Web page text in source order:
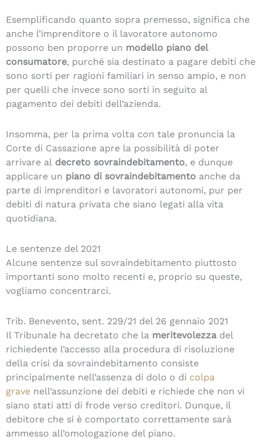
Esemplificando quanto sopra premesso, significa che
anche l’imprenditore o il lavoratore autonomo
possono ben proporre un modello piano del
consumatore, purché sia destinato a pagare debiti che
sono sorti per ragioni familiari in senso ampio, e non
per quelli che invece sono sorti in seguito al
pagamento dei debiti dell’azienda.
Insomma, per la prima volta con tale pronuncia la
Corte di Cassazione apre la possibilità di poter
arrivare al decreto sovraindebitamento, e dunque
applicare un piano di sovraindebitamento anche da
parte di imprenditori e lavoratori autonomi, pur per
debiti di natura privata che siano legati alla vita
quotidiana.
Le sentenze del 2021
Alcune sentenze sul sovraindebitamento piuttosto
importanti sono molto recenti e, proprio su queste,
vogliamo concentrarci.
Trib. Benevento, sent. 229/21 del 26 gennaio 2021
Il Tribunale ha decretato che la meritevolezza del
richiedente l’accesso alla procedura di risoluzione
della crisi da sovraindebitamento consiste
principalmente nell’assenza di dolo o di colpa
grave nell’assunzione dei debiti e richiede che non vi
siano stati atti di frode verso creditori. Dunque, il
debitore che si è comportato correttamente sarà
ammesso all’omologazione del piano.